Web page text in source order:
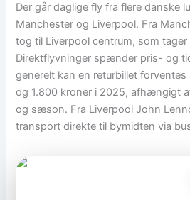
Der går daglige fly fra flere danske
Manchester og Liverpool. Fra
tog til Liverpool centrum, som tager
Direktflyvninger spænder pris- og
generelt kan en returbillet
og 1.800 kroner i 2025, afhængigt
og sæson. Fra Liverpool John
transport direkte til bymidten via